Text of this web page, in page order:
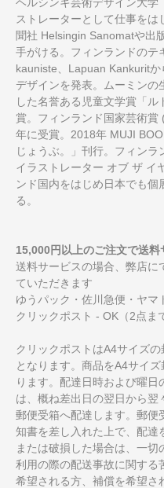
ストレーターとして仕事を
聞社 Helsingin Sanomatや出
手がける。フィンランドのテ
kauniste、Lapuan Kankurit
デザインを発表。ムーミンの
した名誉ある児童文学賞「
賞。フィンランド国家芸術
年に受賞。2018年 MUJI
じょうぶ。」刊行。フィン
イラストレーター オブ ザ イ
ンド国内をはじめ日本でも
る。
15,000円以上のご注文で送料
送料サービスの場合、弊店に
ていただきます
ゆうパック・佐川急便・ヤマ
クリックポスト - OK（2点ま
クリックポストはA4サイズ
となります。商品をA4サイ
ります。配達日時および曜
は、概ね差出日の翌日から
郵便受箱へ配達します。郵便
知書を差し入れた上で、配達
または破損した場合は、一
利用の際の配送事故に関する
希望される方、補償を希望さ